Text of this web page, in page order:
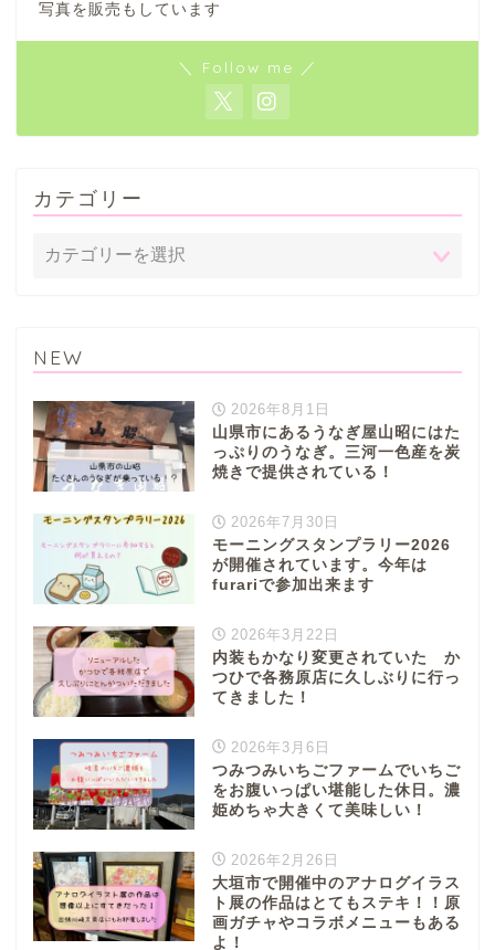
写真を販売もしています
＼ Follow me ／
カテゴリー
NEW
2026年8月1日
山県市にあるうなぎ屋山昭にはた
っぷりのうなぎ。三河一色産を炭
焼きで提供されている！
2026年7月30日
モーニングスタンプラリー2026
が開催されています。今年は
furariで参加出来ます
2026年3月22日
内装もかなり変更されていた か
つひで各務原店に久しぶりに行っ
てきました！
2026年3月6日
つみつみいちごファームでいちご
をお腹いっぱい堪能した休日。濃
姫めちゃ大きくて美味しい！
2026年2月26日
大垣市で開催中のアナログイラス
ト展の作品はとてもステキ！！原
画ガチャやコラボメニューもある
よ！